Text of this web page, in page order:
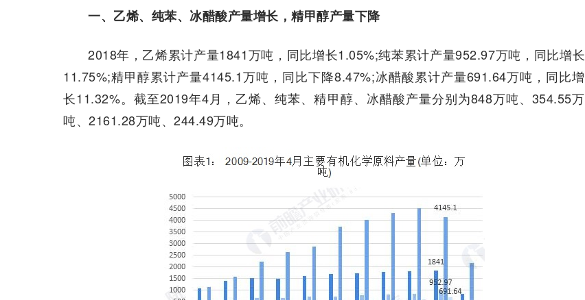
一、乙烯、纯苯、冰醋酸产量增长，精甲醇产量下降
2018年，乙烯累计产量1841万吨，同比增长1.05%;纯苯累计产量952.97万吨，同比增长
11.75%;精甲醇累计产量4145.1万吨，同比下降8.47%;冰醋酸累计产量691.64万吨，同比增
长11.32%。截至2019年4月，乙烯、纯苯、精甲醇、冰醋酸产量分别为848万吨、354.55万
吨、2161.28万吨、244.49万吨。